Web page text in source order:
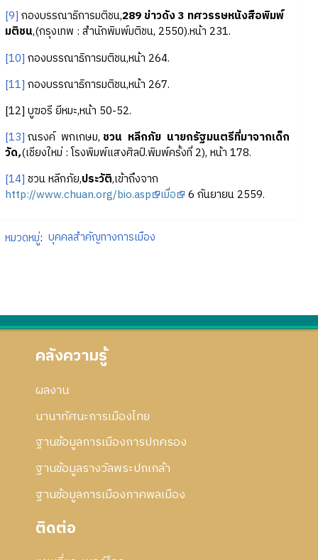
[9] กองบรรณาธิการมติชน,289 ข่าวดัง 3 ทศวรรษหนังสือพิมพ์
มติชน,(กรุงเทพ : สำนักพิมพ์มติชน, 2550).หน้า 231.
[10] กองบรรณาธิการมติชน,หน้า 264.
[11] กองบรรณาธิการมติชน,หน้า 267.
[12] บูฆอรี ยีหมะ,หน้า 50-52.
[13] ณรงค์ พกเกษม, ชวน หลีกภัย นายกรัฐมนตรีที่มาจากเด็ก
วัด,(เชียงใหม่ : โรงพิมพ์แสงศิลป์.พิมพ์ครั้งที่ 2), หน้า 178.
[14] ชวน หลีกภัย,ประวัติ,เข้าถึงจาก
http://www.chuan.org/bio.asp เมื่อ 6 กันยายน 2559.
หมวดหมู่: บุคคลสำคัญทางการเมือง
คลังความรู้
ผลงาน
นานาทัศนะการเมืองไทย
ฐานข้อมูลการเมืองการปกครอง
ฐานข้อมูลรางวัลพระปกเกล้า
ฐานข้อมูลการเมืองภาคพลเมือง
ติดต่อ